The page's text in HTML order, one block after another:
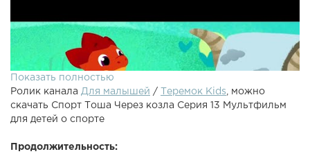
Показать полностью
Ролик канала Для малышей / Теремок Kids , можно
скачать Спорт Тоша Через козла Серия 13 Мультфильм
для детей о спорте
Продолжительность: